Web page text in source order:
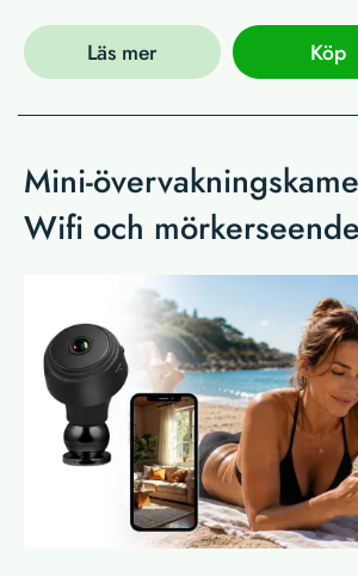
Läs mer Köp
Mini-
Wifi och mörkerseende